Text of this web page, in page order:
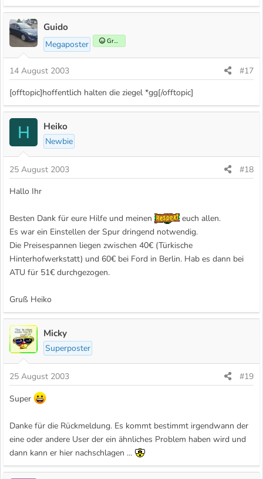
Guido
Megaposter Gründer
14 August 2003
#17
[offtopic]hoffentlich halten die ziegel *gg[/offtopic]
H Heiko
Newbie
25 August 2003
#18
Hallo Ihr
Besten Dank für eure Hilfe und meinen
euch allen.
Es war ein Einstellen der Spur dringend notwendig.
Die Preisespannen liegen zwischen 40€ (Türkische
Hinterhofwerkstatt) und 60€ bei Ford in Berlin. Hab es dann bei
ATU für 51€ durchgezogen.
Gruß Heiko
Micky
Superposter
25 August 2003
#19
Super
Danke für die Rückmeldung. Es kommt bestimmt irgendwann der
eine oder andere User der ein ähnliches Problem haben wird und
dann kann er hier nachschlagen ...